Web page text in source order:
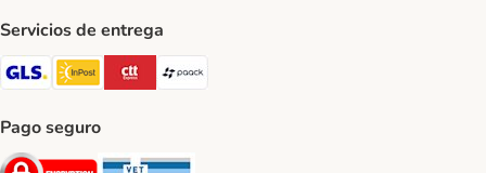
Servicios de entrega
GLS Shipping Method
InPost Shipping Method
CTTExpress Shipping Method
paack Shipping Method
Pago seguro
Security